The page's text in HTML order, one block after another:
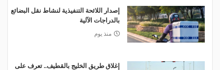
إصدار اللائحة التنفيذية لنشاط نقل البضائع
بالدراجات الآلية
منذ يوم
إغلاق طريق الخليج بالقطيف.. تعرف على